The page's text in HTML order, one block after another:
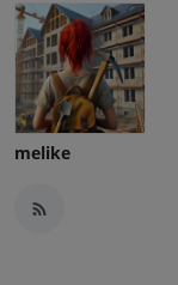
melike